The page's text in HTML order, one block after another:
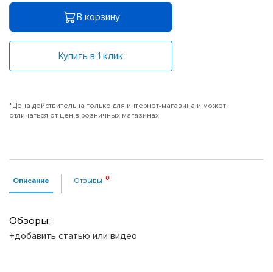
В корзину
Купить в 1 клик
*Цена действительна только для интернет-магазина и может
отличаться от цен в розничных магазинах
Описание Отзывы
Обзоры:
+добавить статью или видео